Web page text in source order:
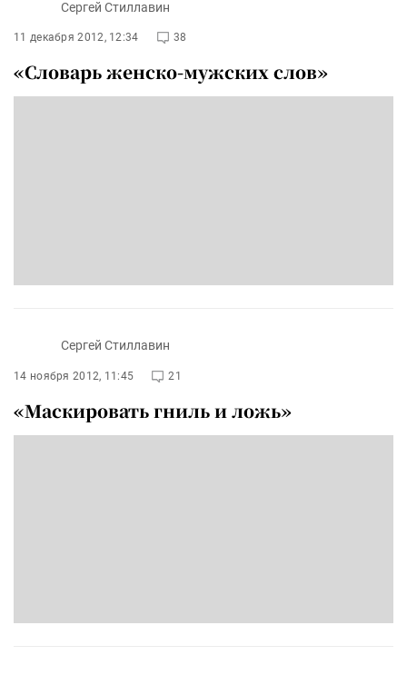
Сергей Стиллавин
11 декабря 2012, 12:34 38
«Словарь женско-мужских слов»
Сергей Стиллавин
14 ноября 2012, 11:45 21
«Маскировать гниль и ложь»